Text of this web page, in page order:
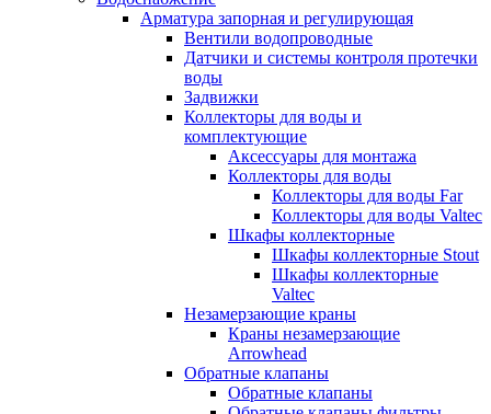
Арматура запорная и регулирующая
Вентили водопроводные
Датчики и системы контроля протечки
воды
Задвижки
Коллекторы для воды и
комплектующие
Аксессуары для монтажа
Коллекторы для воды
Коллекторы для воды Far
Коллекторы для воды Valtec
Шкафы коллекторные
Шкафы коллекторные Stout
Шкафы коллекторные
Valtec
Незамерзающие краны
Краны незамерзающие
Arrowhead
Обратные клапаны
Обратные клапаны